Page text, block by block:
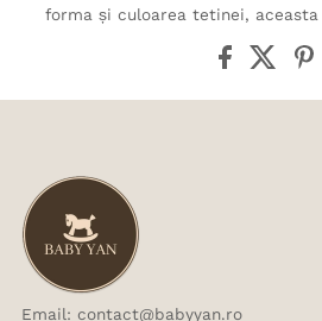
forma și culoarea tetinei,
Email: contact@babyyan.ro